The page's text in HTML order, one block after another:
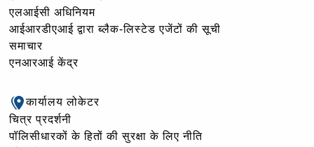
एलआईसी अधिनियम
आईआरडीएआई द्वारा ब्लैक-लिस्टेड एजेंटों की सूची
समाचार
एनआरआई केंद्र
कार्यालय लोकेटर
चित्र प्रदर्शनी
पॉलिसीधारकों के हितों की सुरक्षा के लिए नीति